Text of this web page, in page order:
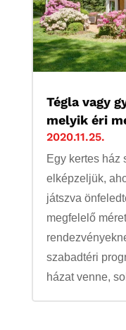
Tégla vagy
melyik éri
2020.11.25.
Egy kertes ház
elképzeljük,
játszva
megfelelő
szabadtéri
házat venne,